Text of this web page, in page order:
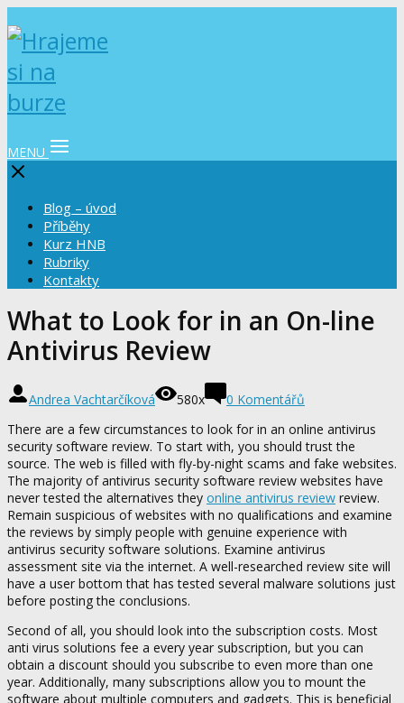
MENU
Blog – úvod
Příběhy
Kurz HNB
Rubriky
Kontakty
What to Look for in an On-line
Antivirus Review
Andrea Vachtarčíková 580x
0 Komentářů
There are a few circumstances to look for in an online antivirus
security software review. To start with, you should trust the
source. The web is filled with fly-by-night scams and fake websites.
The majority of antivirus security software review websites have
never tested the alternatives they online antivirus review review.
Remain suspicious of websites with no qualifications and examine
the reviews by simply people with genuine experience with
antivirus security software solutions. Examine antivirus
assessment site via the internet. A well-researched review site will
have a user bottom that has tested several malware solutions just
before posting the conclusions.
Second of all, you should look into the subscription costs. Most
anti virus solutions fee a every year subscription, but you can
obtain a discount should you subscribe to even more than one
year. Additionally, many subscriptions allow you to mount the
software about multiple computers and gadgets. This is beneficial